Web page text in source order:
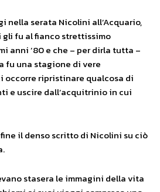
nella serata Nicolini all’Acquario,
gli fu al fianco strettissimo
anni ’80 e che – per dirla tutta –
fu una stagione di vere
occorre ripristinare qualcosa di
e uscire dall’acquitrinio in cui
il denso scritto di Nicolini su ciò
stasera le immagini della vita